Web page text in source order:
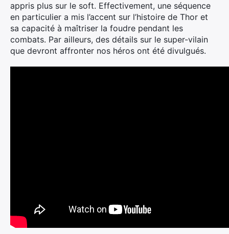
appris plus sur le soft. Effectivement, une séquence
en particulier a mis l’accent sur l’histoire de Thor et
sa capacité à maîtriser la foudre pendant les
combats. Par ailleurs, des détails sur le super-vilain
que devront affronter nos héros ont été divulgués.